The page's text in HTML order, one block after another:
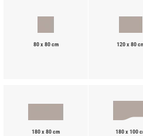
80 x 80 cm 120 x 80
180 x 80 cm 180 x 100